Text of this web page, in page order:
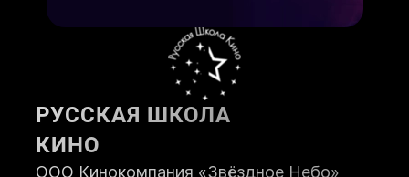
ПОСТУПИТЬ
РУССКАЯ ШКОЛА
КИНО
ООО Кинокомпания «Звёздное Небо»